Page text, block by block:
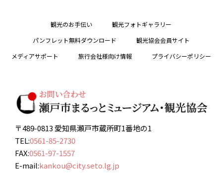
観光のお手伝い
観光フォトギャラリー
パンフレット無料ダウンロード
観光協会会員サイト
メディアサポート
旅行会社様向け情報 プライバシーポリシー
〒489-0813 愛知県瀬戸市蔵所町1番地の1
TEL:0561-85-2730
FAX:0561-97-1557
E-mail:kankou@city.seto.lg.jp